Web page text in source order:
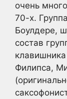
очень
70-х.
Боулдере,
состав
Филипса,